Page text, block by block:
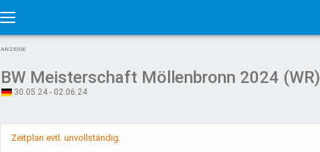
Toggle
navigation
ANZEIGE
BW Meisterschaft Möllenbronn 2024 (WR)
30.05.24 - 02.06.24
Zeitplan evtl. unvollständig.